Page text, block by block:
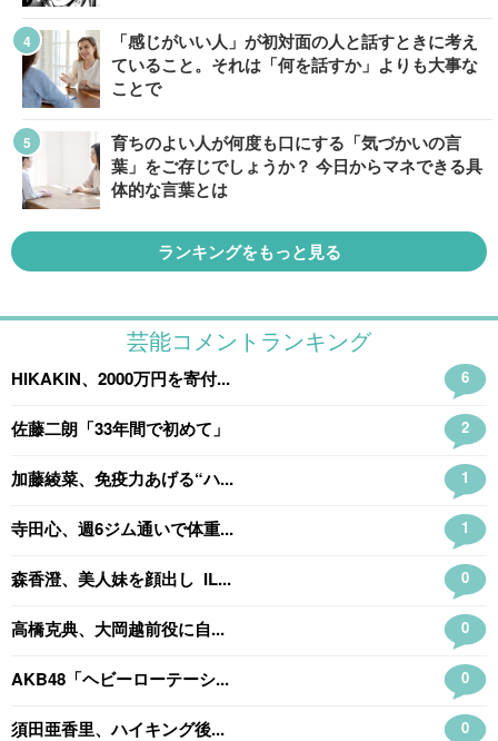
「感じがいい人」が初対面の人と話すときに考え
ていること。それは「何を話すか」よりも大事な
ことで
育ちのよい人が何度も口にする「気づかいの言
葉」をご存じでしょうか？ 今日からマネできる具
体的な言葉とは
ランキングをもっと見る